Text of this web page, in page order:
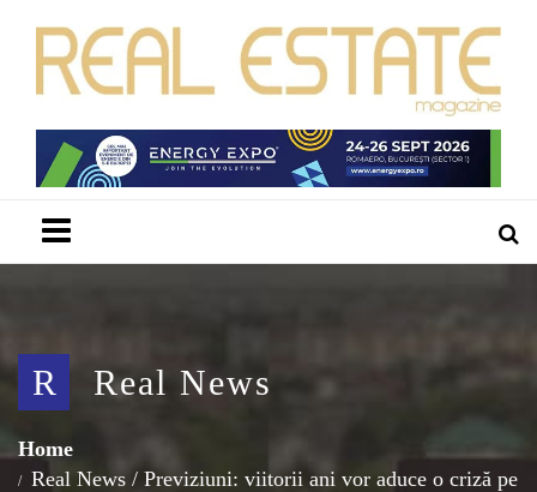
R Real News
Home
Real News / Previziuni: viitorii ani vor aduce o criză pe